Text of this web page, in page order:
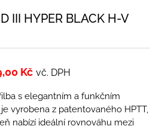
III HYPER BLACK H-V
Kč vč. DPH
s elegantním a funkčním
vyrobena z patentovaného HPTT,
nabízí ideální rovnováhu mezi